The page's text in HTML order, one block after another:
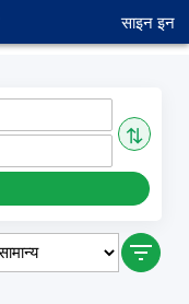
साइन इन
⇅